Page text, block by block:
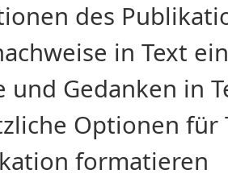
des
in Text
und Gedanken in
Optionen für
formatieren